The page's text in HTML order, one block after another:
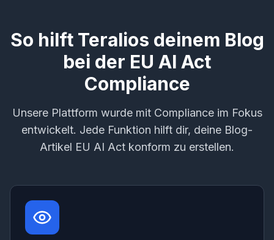
So hilft Teralios deinem Blog
bei der EU AI Act
Compliance
Unsere Plattform wurde mit Compliance im Fokus
entwickelt. Jede Funktion hilft dir, deine Blog-
Artikel EU AI Act konform zu erstellen.